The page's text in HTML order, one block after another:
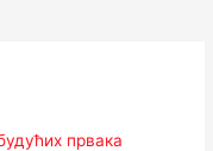
првака